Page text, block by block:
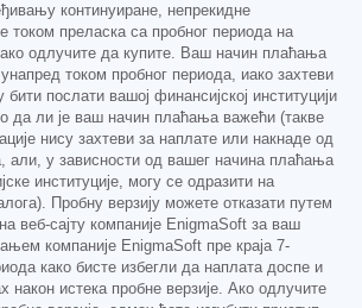
континуиране, непрекидне
током преласка са пробног периода на
одлучите да купите. Ваш начин плаћања
током пробног периода, иако захтеви
бити послати вашој финансијској институцији
да ли је ваш начин плаћања важећи (такве
нису захтеви за наплате или накнаде од
али, у зависности од вашег начина плаћања
институције, могу се одразити на
Пробну верзију можете отказати путем
веб-сајту компаније EnigmaSoft за ваш
компаније EnigmaSoft пре краја 7-
како бисте избегли да наплата доспе и
након истека пробне верзије. Ако одлучите